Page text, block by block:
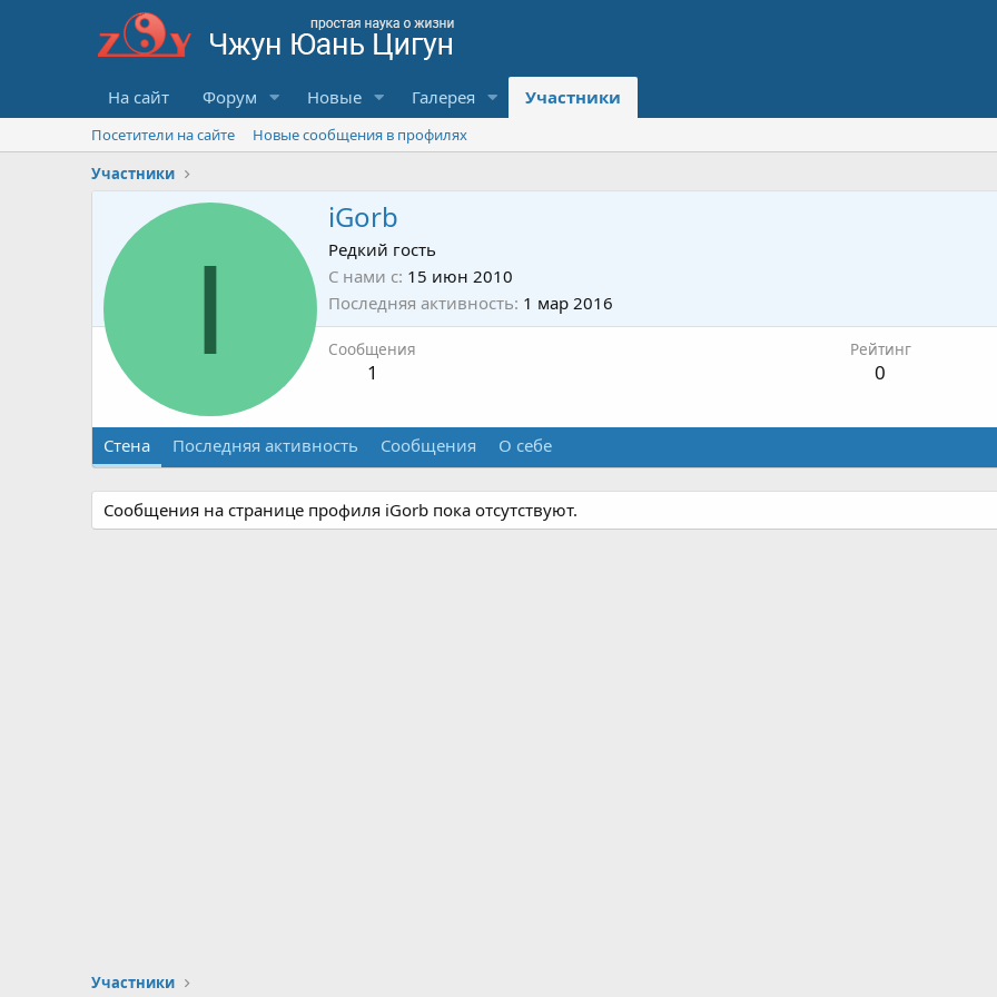
На сайт Форум Новые Галерея Участники
Посетители на сайте
Новые сообщения в профилях
Участники
I
iGorb
Редкий гость
С нами с 15 июн 2010
Последняя активность 1 мар 2016
Сообщения
1
Рейтинг
0
Стена Последняя активность Сообщения О себе
Сообщения на странице профиля iGorb пока отсутствуют.
Участники